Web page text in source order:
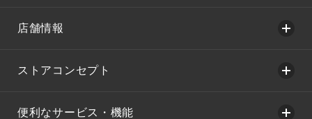
店舗情報
ストアコンセプト
便利なサービス・機能